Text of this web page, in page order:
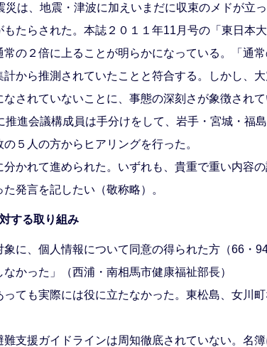
は、地震・津波に加えいまだに収束のメドが立
たらされた。本誌２０１１年11月号の「東日
の２倍に上ることが明らかになっている。「通
から推測されていたことと符合する。しかし、
されていないことに、事態の深刻さが象徴されて
進会議構成員は手分けをして、岩手・宮城・福
５人の方からヒアリングを行った。
かれて進められた。いずれも、貴重で重い内容
発言を記したい（敬称略）。
する取り組み
に、個人情報について同意の得られた方（66・
かった」（西浦・南相馬市健康福祉部長）
ても実際には役に立たなかった。東松島、女川
支援ガイドラインは周知徹底されていない。名